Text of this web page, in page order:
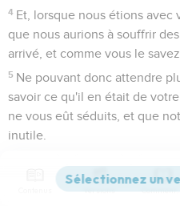
4 Et, lorsque nous étions avec
que nous aurions à souffrir
arrivé, et comme vous le savez.
5 Ne pouvant donc attendre
savoir ce qu'il en était de
ne vous eût séduits, et que
inutile.
auprès de nous, nous a
Versions